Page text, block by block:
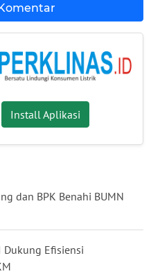
Install Aplikasi
dan BPK Benahi BUMN
Dukung Efisiensi